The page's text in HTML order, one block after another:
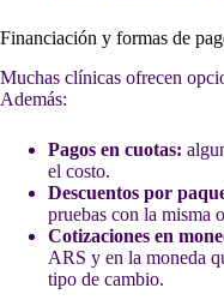
Financiación y formas de
Muchas clínicas ofrecen
Además:
Pagos en cuotas:
el costo.
Descuentos por
pruebas con la misma
Cotizaciones en
ARS y en la moneda
tipo de cambio.